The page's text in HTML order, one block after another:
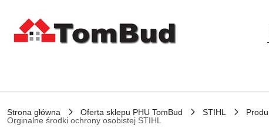
Strona główna Oferta sklepu PHU TomBud STIHL
Orginalne środki ochrony osobistej STIHL